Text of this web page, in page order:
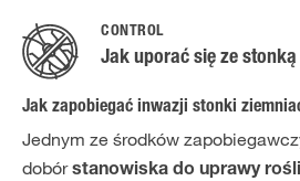
CONTROL
Jak uporać się ze
Jak zapobiegać inwazji stonki
Jednym ze środków
dobórstanowiska do uprawy